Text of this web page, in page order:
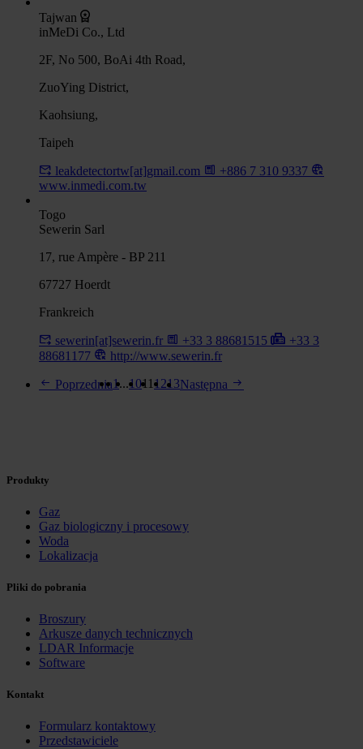
Tajwan
inMeDi Co., Ltd
2F, No 500, BoAi 4th Road,
ZuoYing District,
Kaohsiung,
Taipeh
leakdetectortw[at]gmail.com
+886 7 310 9337
www.inmedi.com.tw
Togo
Sewerin Sarl
17, rue Ampère - BP 211
67727 Hoerdt
Frankreich
sewerin[at]sewerin.fr +33 3 88681515
+33 3
88681177
http://www.sewerin.fr
Poprzednia1...10111213Następna
Produkty
Gaz
Gaz biologiczny i procesowy
Woda
Lokalizacja
Pliki do pobrania
Broszury
Arkusze danych technicznych
LDAR Informacje
Software
Kontakt
Formularz kontaktowy
Przedstawiciele